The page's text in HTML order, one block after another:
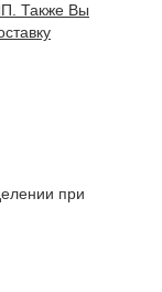
Также Вы
при